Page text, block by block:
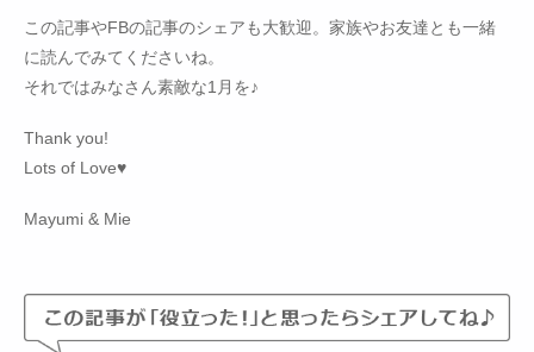
この記事やFBの記事のシェアも大歓迎。家族やお友達とも一緒
に読んでみてくださいね。
それではみなさん素敵な1月を♪
Thank you!
Lots of Love♥
Mayumi & Mie